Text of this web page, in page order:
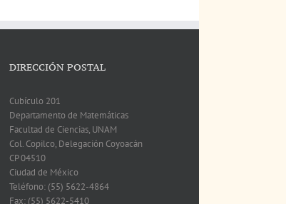
DIRECCIÓN POSTAL
Cubículo 201
Departamento de Matemáticas
Facultad de Ciencias, UNAM
Col. Copilco, Delegación Coyoacán
CP 04510
Ciudad de México
Teléfono: (55) 5622-4864
Fax: (55) 5622-5410